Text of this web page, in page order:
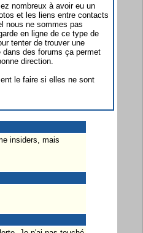
nombreux à avoir eu un
et les liens entre contacts
nous ne sommes pas
en ligne de ce type de
tenter de trouver une
des forums ça permet
direction.
le faire si elles ne sont
insiders, mais